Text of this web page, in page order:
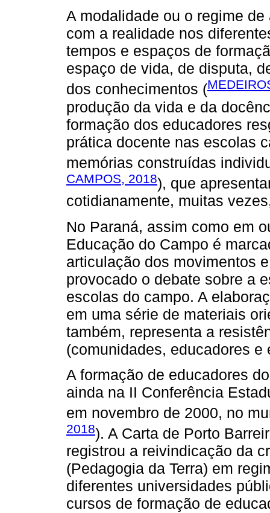
A modalidade ou o regime
com a realidade nos
tempos e espaços de
espaço de vida, de disputa,
dos conhecimentos (
produção da vida e da
formação dos educadores
prática docente nas escolas
memórias construídas
CAMPOS, 2018), que
cotidianamente, muitas
No Paraná, assim como em
Educação do Campo é
articulação dos movimentos
provocado o debate sobre a
escolas do campo. A
em uma série de materiais
também, representa a
(comunidades, educadores e
A formação de educadores
ainda na II Conferência
em novembro de 2000, no
2018). A Carta de Porto
registrou a reivindicação da
(Pedagogia da Terra) em
diferentes universidades
cursos de formação de